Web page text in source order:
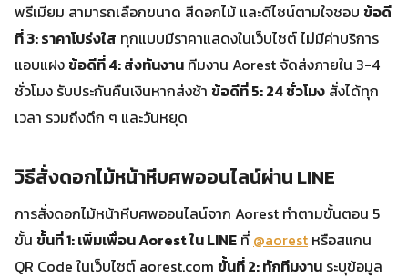
พรีเมียม สามารถเลือกขนาด สีดอกไม้ และดีไซน์ตามใจชอบ ข้อดี
ที่ 3: ราคาโปร่งใส ทุกแบบมีราคาแสดงในเว็บไซต์ ไม่มีค่าบริการ
แอบแฝงข้อดีที่ 4: ส่งทันงาน ทีมงาน Aorest จัดส่งภายใน 3-4
ชั่วโมง รับประกันคืนเงินหากส่งช้า ข้อดีที่ 5: 24 ชั่วโมง สั่งได้ทุก
เวลา รวมถึงดึก ๆ และวันหยุด
วิธีสั่งดอกไม้หน้าหีบศพออนไลน์ผ่าน LINE
การสั่งดอกไม้หน้าหีบศพออนไลน์จาก Aorest ทำตามขั้นตอน 5
ขั้น ขั้นที่ 1: เพิ่มเพื่อน Aorest ใน LINE ที่ @aorest หรือสแกน
QR Code ในเว็บไซต์ aorest.com ขั้นที่ 2: ทักทีมงาน ระบุข้อมูล